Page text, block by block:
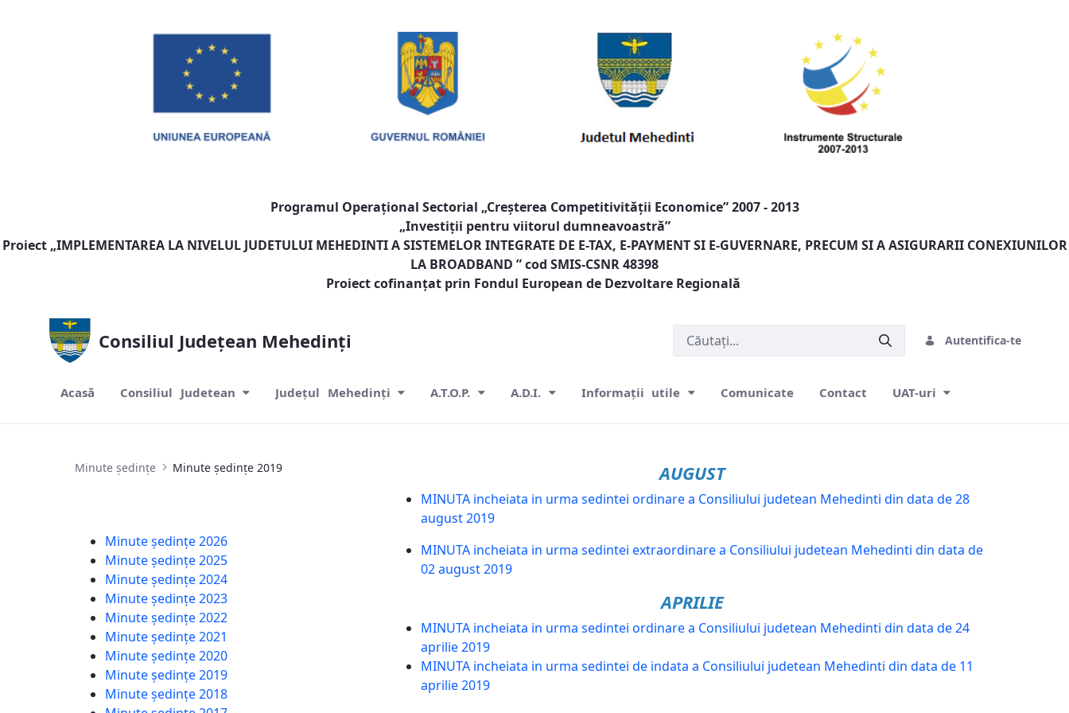
Programul Operaţional Sectorial „Creşterea Competitivităţii Economice” 2007 - 2013
„Investiţii pentru viitorul dumneavoastră”
Proiect „IMPLEMENTAREA LA NIVELUL JUDETULUI MEHEDINTI A SISTEMELOR INTEGRATE DE E-TAX, E-PAYMENT SI E-GUVERNARE, PRECUM SI A ASIGURARII CONEXIUNILOR
LA BROADBAND ” cod SMIS-CSNR 48398
Proiect cofinanţat prin Fondul European de Dezvoltare Regională
Consiliul Județean Mehedinți Autentifica-te
Acasă Consiliul Judetean Județul Mehedinți A.T.O.P. A.D.I. Informații utile Comunicate Contact UAT-uri
Minute ședințe Minute ședințe 2019
Minute ședințe 2026
Minute ședințe 2025
Minute ședințe 2024
Minute ședințe 2023
Minute ședințe 2022
Minute ședințe 2021
Minute ședințe 2020
Minute ședințe 2019
Minute ședințe 2018
AUGUST
MINUTA incheiata in urma sedintei ordinare a Consiliului judetean Mehedinti din data de 28
august 2019
MINUTA incheiata in urma sedintei extraordinare a Consiliului judetean Mehedinti din data de
02 august 2019
APRILIE
MINUTA incheiata in urma sedintei ordinare a Consiliului judetean Mehedinti din data de 24
aprilie 2019
MINUTA incheiata in urma sedintei de indata a Consiliului judetean Mehedinti din data de 11
aprilie 2019